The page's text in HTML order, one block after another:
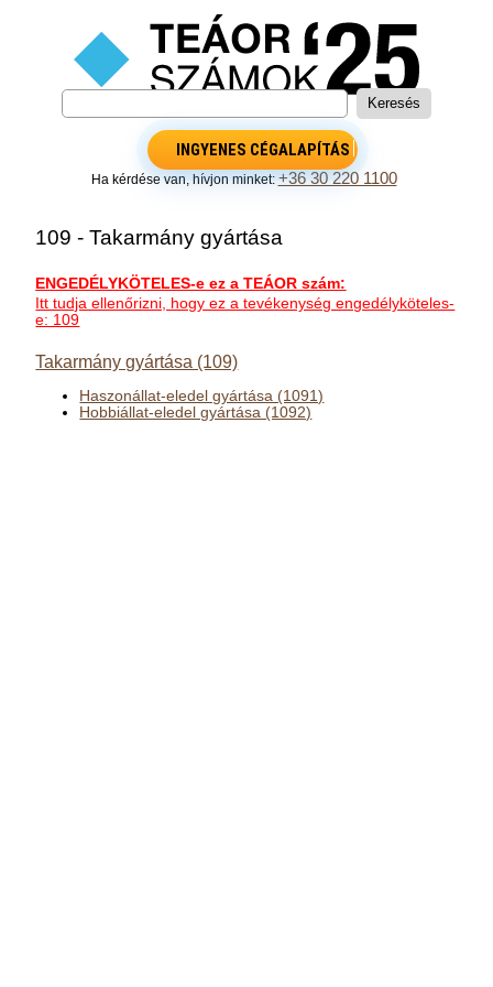
INGYENES CÉGALAPÍTÁS
Ha kérdése van, hívjon minket:+36 30 220 1100
109 - Takarmány gyártása
ENGEDÉLYKÖTELES-e ez a TEÁOR szám:
Itt tudja ellenőrizni, hogy ez a tevékenység engedélyköteles-
e: 109
Takarmány gyártása (109)
Haszonállat-eledel gyártása (1091)
Hobbiállat-eledel gyártása (1092)